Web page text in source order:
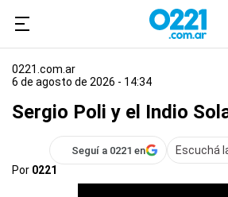
0221.com.ar
6 de agosto de 2026 - 14:34
Sergio Poli y el Indio
Seguí a 0221 en
Escuchá
Por 0221